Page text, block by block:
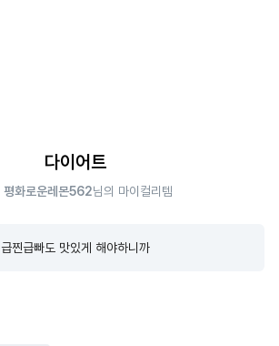
다이어트
평화로운레몬562님의 마이컬리템
급찐급빠도 맛있게 해야하니까